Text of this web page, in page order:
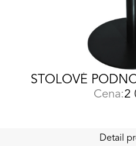
STOLOVÉ
Cena:2
Detail